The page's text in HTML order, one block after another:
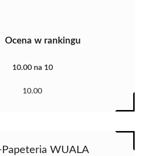
Ocena w rankingu
10.00 na 10
10.00
WUALA